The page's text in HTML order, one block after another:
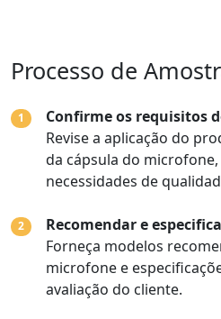
Processo de
1
Confirme os requisitos
Revise a aplicação do
da cápsula do
necessidades de
2
Recomendar e
Forneça modelos
microfone e
avaliação do cliente.